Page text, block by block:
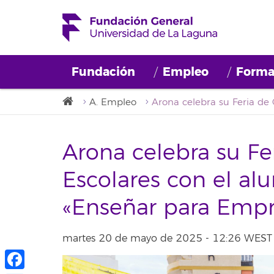
Fundación Empleo
A. Empleo
Arona celebra su
Escolares con el
«Enseñar para
martes 20 de mayo de 2025 - 12:26 WEST